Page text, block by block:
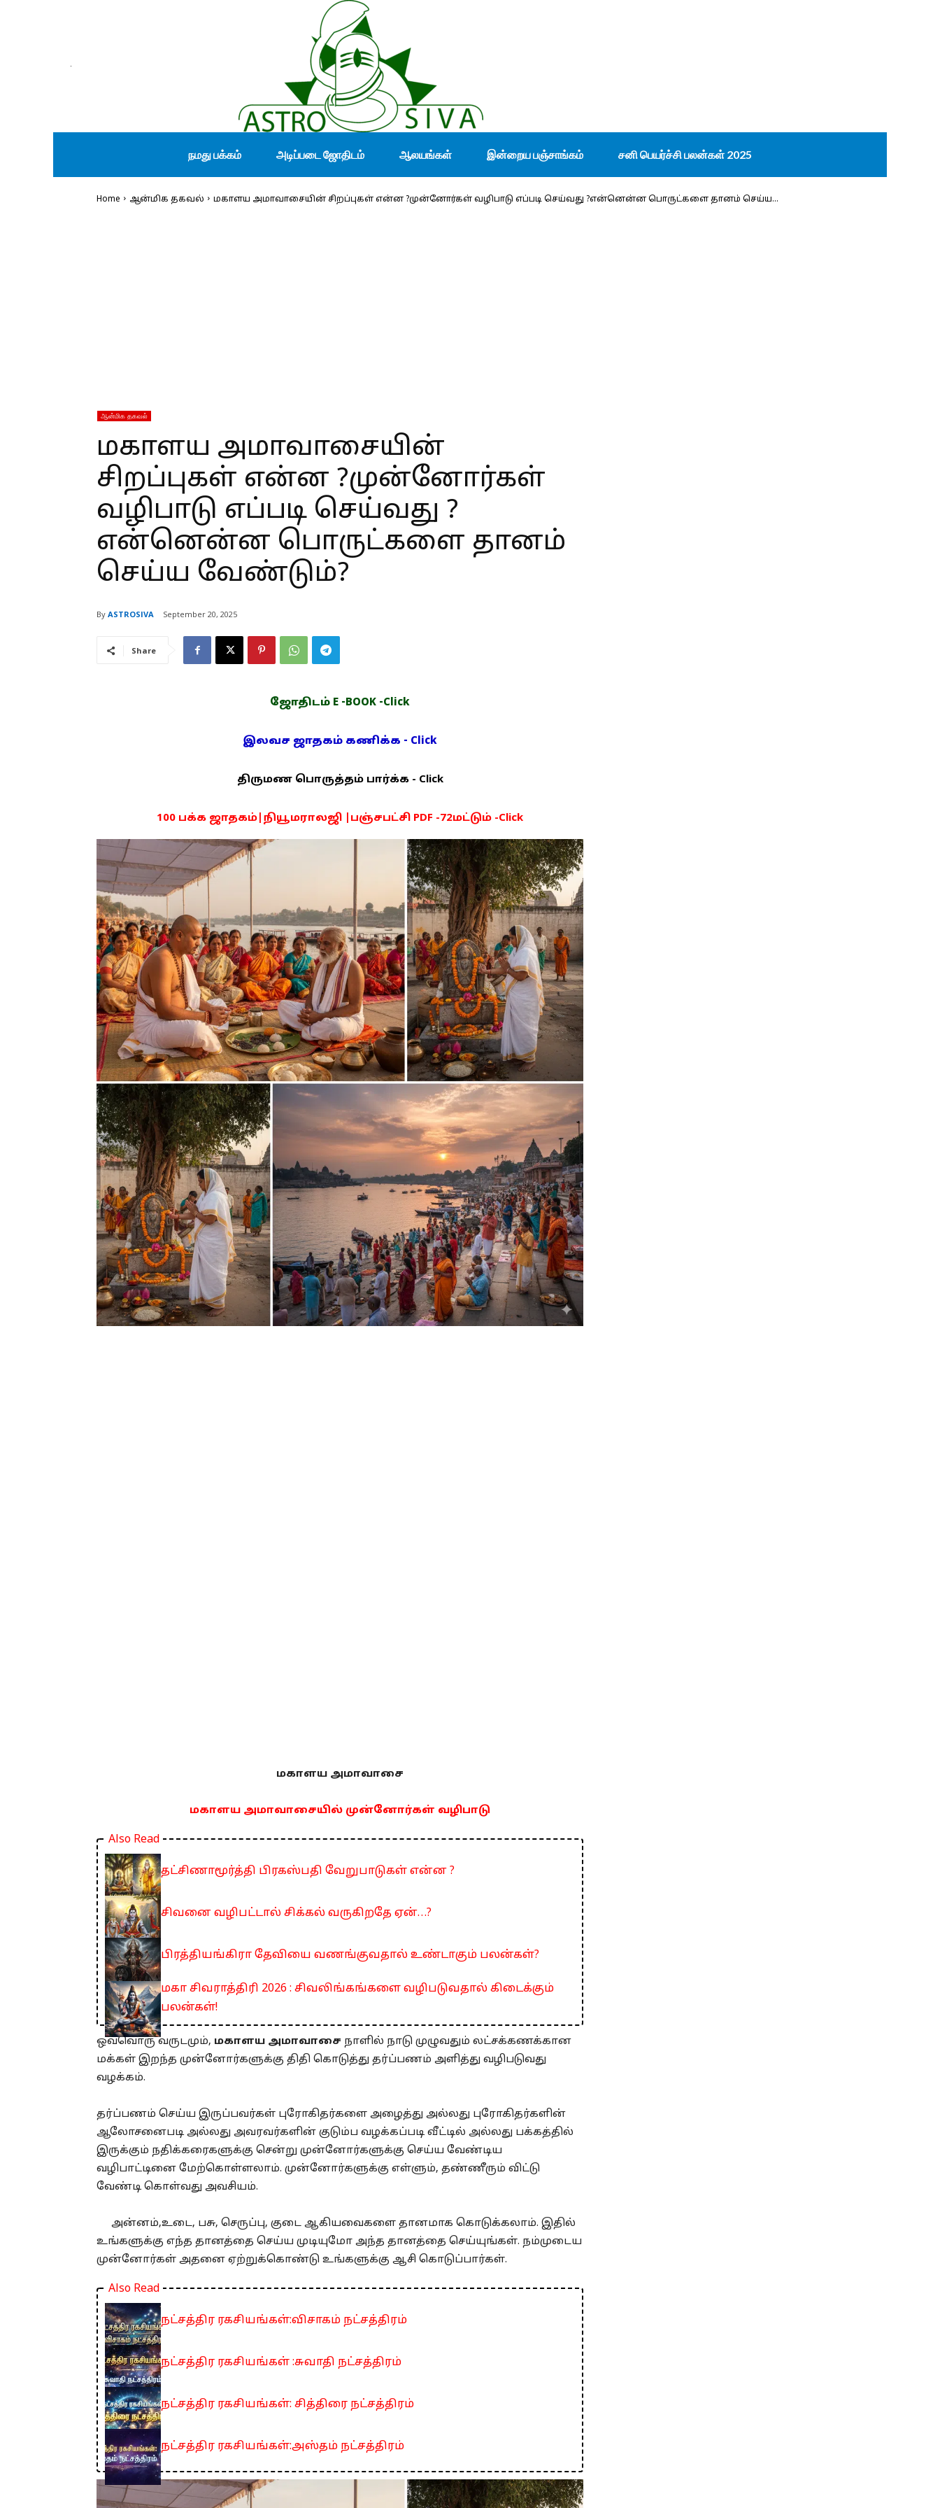
நமது பக்கம் அடிப்படை ஜோதிடம் ஆலயங்கள் இன்றைய பஞ்சாங்கம் சனி பெயர்ச்சி பலன்கள் 2025
Home ஆன்மிக தகவல் மகாளய அமாவாசையின் சிறப்புகள் என்ன ?முன்னோர்கள் வழிபாடு எப்படி செய்வது ?என்னென்ன பொருட்களை தானம் செய்ய...
ஆன்மிக தகவல்
மகாளய அமாவாசையின்
சிறப்புகள் என்ன ?முன்னோர்கள்
வழிபாடு எப்படி செய்வது ?
என்னென்ன பொருட்களை தானம்
செய்ய வேண்டும்?
By ASTROSIVA September 20, 2025
Share
ஜோதிடம் E -BOOK -Click
இலவச ஜாதகம் கணிக்க - Click
திருமண பொருத்தம் பார்க்க - Click
100 பக்க ஜாதகம்|நியூமராலஜி |பஞ்சபட்சி PDF -72மட்டும் -Click
மகாளய அமாவாசை
மகாளய அமாவாசையில் முன்னோர்கள் வழிபாடு
Also Read
தட்சிணாமூர்த்தி பிரகஸ்பதி வேறுபாடுகள் என்ன ?
சிவனை வழிபட்டால் சிக்கல் வருகிறதே ஏன்…?
பிரத்தியங்கிரா தேவியை வணங்குவதால் உண்டாகும் பலன்கள்?
மகா சிவராத்திரி 2026 : சிவலிங்கங்களை வழிபடுவதால் கிடைக்கும்
பலன்கள்!
ஒவ்வொரு வருடமும், மகாளய அமாவாசை நாளில் நாடு முழுவதும் லட்சக்கணக்கான
மக்கள் இறந்த முன்னோர்களுக்கு திதி கொடுத்து தர்ப்பணம் அளித்து வழிபடுவது
வழக்கம்.
தர்ப்பணம் செய்ய இருப்பவர்கள் புரோகிதர்களை அழைத்து அல்லது புரோகிதர்களின்
ஆலோசனைபடி அல்லது அவரவர்களின் குடும்ப வழக்கப்படி வீட்டில் அல்லது பக்கத்தில்
இருக்கும் நதிக்கரைகளுக்கு சென்று முன்னோர்களுக்கு செய்ய வேண்டிய
வழிபாட்டினை மேற்கொள்ளலாம். முன்னோர்களுக்கு எள்ளும், தண்ணீரும் விட்டு
வேண்டி கொள்வது அவசியம்.
அன்னம்,உடை, பசு, செருப்பு, குடை ஆகியவைகளை தானமாக கொடுக்கலாம். இதில்
உங்களுக்கு எந்த தானத்தை செய்ய முடியுமோ அந்த தானத்தை செய்யுங்கள். நம்முடைய
முன்னோர்கள் அதனை ஏற்றுக்கொண்டு உங்களுக்கு ஆசி கொடுப்பார்கள்.
Also Read
நட்சத்திர ரகசியங்கள்:விசாகம் நட்சத்திரம்
நட்சத்திர ரகசியங்கள் :சுவாதி நட்சத்திரம்
நட்சத்திர ரகசியங்கள்: சித்திரை நட்சத்திரம்
நட்சத்திர ரகசியங்கள்:அஸ்தம் நட்சத்திரம்